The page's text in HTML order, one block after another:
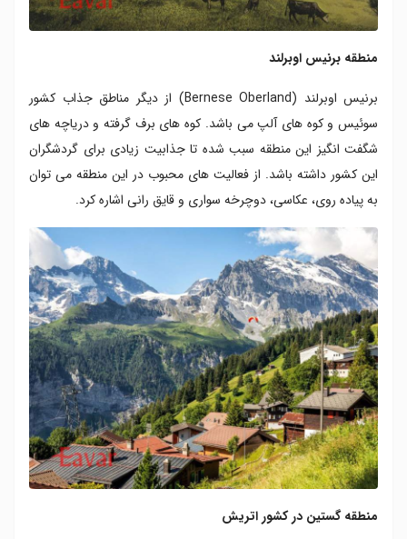
منطقه برنیس اوبرلند
برنیس اوبرلند (Bernese Oberland) از دیگر مناطق جذاب کشور
سوئیس و کوه های آلپ می باشد. کوه های برف گرفته و دریاچه های
شگفت انگیز این منطقه سبب شده تا جذابیت زیادی برای گردشگران
این کشور داشته باشد. از فعالیت های محبوب در این منطقه می توان
به پیاده روی، عکاسی، دوچرخه سواری و قایق رانی اشاره کرد.
منطقه گستین در کشور اتریش